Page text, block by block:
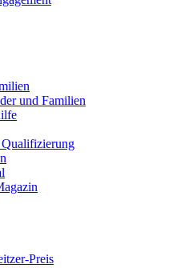
und Familien
Preis